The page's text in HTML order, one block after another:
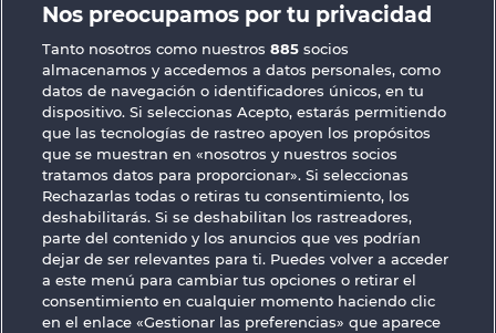
SIMPLY THE BEST ROYAL SEVEN
GOLDEN EI OF
MOORHUHN
FOREVER
DIAMONDS
Nos preocupamos por tu privacidad
Tanto nosotros como nuestros885 socios
almacenamos y accedemos a datos personales, como
datos de navegación o identificadores únicos, en tu
dispositivo. Si seleccionas Acepto, estarás permitiendo
que las tecnologías de rastreo apoyen los propósitos
que se muestran en «nosotros y nuestros socios
tratamos datos para proporcionar». Si seleccionas
Rechazarlas todas o retiras tu consentimiento, los
deshabilitarás. Si se deshabilitan los rastreadores,
parte del contenido y los anuncios que ves podrían
dejar de ser relevantes para ti. Puedes volver a acceder
a este menú para cambiar tus opciones o retirar el
consentimiento en cualquier momento haciendo clic
en el enlace «Gestionar las preferencias» que aparece